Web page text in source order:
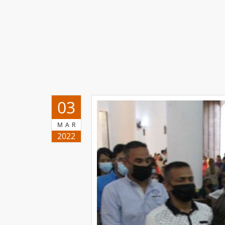
03
MAR
2022